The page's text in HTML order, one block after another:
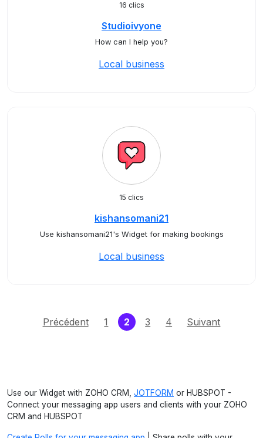
16 clics
Studioivyone
How can I help you?
Local business
15 clics
kishansomani21
Use kishansomani21's Widget for making bookings
Local business
Précédent 1 2 (current)
3 4 Suivant
Use our Widget with ZOHO CRM, JOTFORM or HUBSPOT -
Connect your messaging app users and clients with your ZOHO
CRM and HUBSPOT